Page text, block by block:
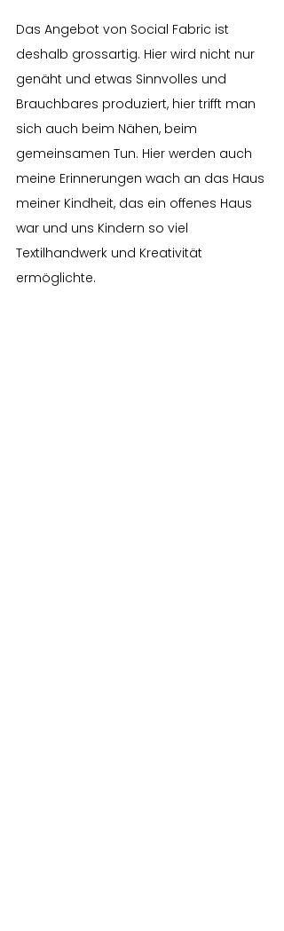
Das Angebot von Social Fabric ist
deshalb grossartig. Hier wird nicht nur
genäht und etwas Sinnvolles und
Brauchbares produziert, hier trifft man
sich auch beim Nähen, beim
gemeinsamen Tun. Hier werden auch
meine Erinnerungen wach an das Haus
meiner Kindheit, das ein offenes Haus
war und uns Kindern so viel
Textilhandwerk und Kreativität
ermöglichte.